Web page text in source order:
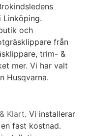
Linköping.
och
från
trim- &
mer. Vi har valt
Husqvarna.
Klart. Vi installerar
fast kostnad.